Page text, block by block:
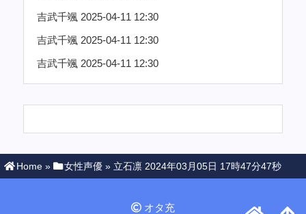
吉武千颯 2025-04-11 12:30
吉武千颯 2025-04-11 12:30
吉武千颯 2025-04-11 12:30
Home » 女性声優 » 立石凛 2024年03月05日 17時47分47秒
オタ充